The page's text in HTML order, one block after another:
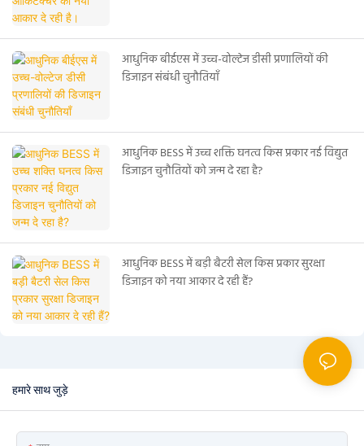
आधुनिक बीईएस में उच्च-वोल्टेज डीसी प्रणालियों की
डिजाइन संबंधी चुनौतियाँ
आधुनिक BESS में उच्च शक्ति घनत्व किस प्रकार नई विद्युत
डिजाइन चुनौतियों को जन्म दे रहा है?
आधुनिक BESS में बड़ी बैटरी सेल किस प्रकार सुरक्षा
डिजाइन को नया आकार दे रही हैं?
हमारे साथ जुड़े